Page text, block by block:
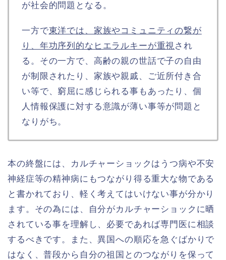
が社会的問題となる。
一方で東洋では、家族やコミュニティの繋が
り、年功序列的なヒエラルキーが重視され
る。その一方で、高齢の親の世話で子の自由
が制限されたり、家族や親戚、ご近所付き合
い等で、窮屈に感じられる事もあったり、個
人情報保護に対する意識が薄い事等が問題と
なりがち。
本の終盤には、カルチャーショックはうつ病や不安
神経症等の精神病にもつながり得る重大な物である
と書かれており、軽く考えてはいけない事が分かり
ます。その為には、自分がカルチャーショックに晒
されている事を理解し、必要であれば専門医に相談
するべきです。また、異国への順応を急ぐばかりで
はなく、普段から自分の祖国とのつながりを保って